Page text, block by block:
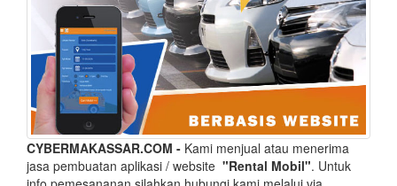
CYBERMAKASSAR.COM - Kami menjual atau menerima
jasa pembuatan aplikasi / website "Rental Mobil". Untuk